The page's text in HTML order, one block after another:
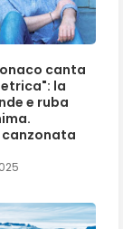
canta
la
e ruba